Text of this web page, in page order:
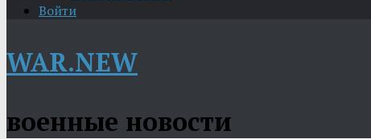
Войти
WAR.NEW
военные новости